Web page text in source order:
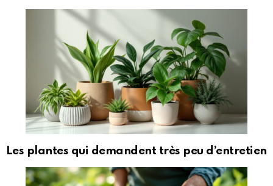
Les plantes qui demandent très peu d’entretien